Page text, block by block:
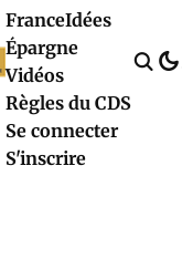
FranceIdées
Épargne
Vidéos
Règles du CDS
Se connecter
S'inscrire